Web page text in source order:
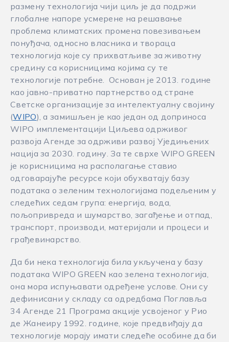
размену технологија чији циљ је да подржи
глобалне напоре усмерене на решавање
проблема климатских промена повезивањем
понуђача, односно власника и твораца
технологија које су прихватљиве за животну
средину са корисницима којима су те
технологије потребне. Основан је 2013. године
као јавно-приватно партнерство од стране
Светске организације за интелектуалну својину
(WIPO), a замишљен је као један од доприноса
WIPO имплементацији Циљева одрживог
развоја Агенде за одрживи развој Уједињених
нација за 2030. годину. За те сврхе WIPO GREEN
је корисницима на располагање ставио
одговарајуће ресурсе који обухватају базу
података о зеленим технологијама подељеним у
следећих седам група: енергија, вода,
пољопривреда и шумарство, загађење и отпад,
транспорт, производи, материјали и процеси и
грађевинарство.
Да би нека технологија била укључена у базу
података WIPO GREEN као зелена технологија,
она мора испуњавати одређене услове. Они су
дефинисани у складу са одредбама Поглавља
34 Агенде 21 Програма акције усвојеног у Рио
де Жанеиру 1992. године, које предвиђају да
технологије морају имати следеће особине да би